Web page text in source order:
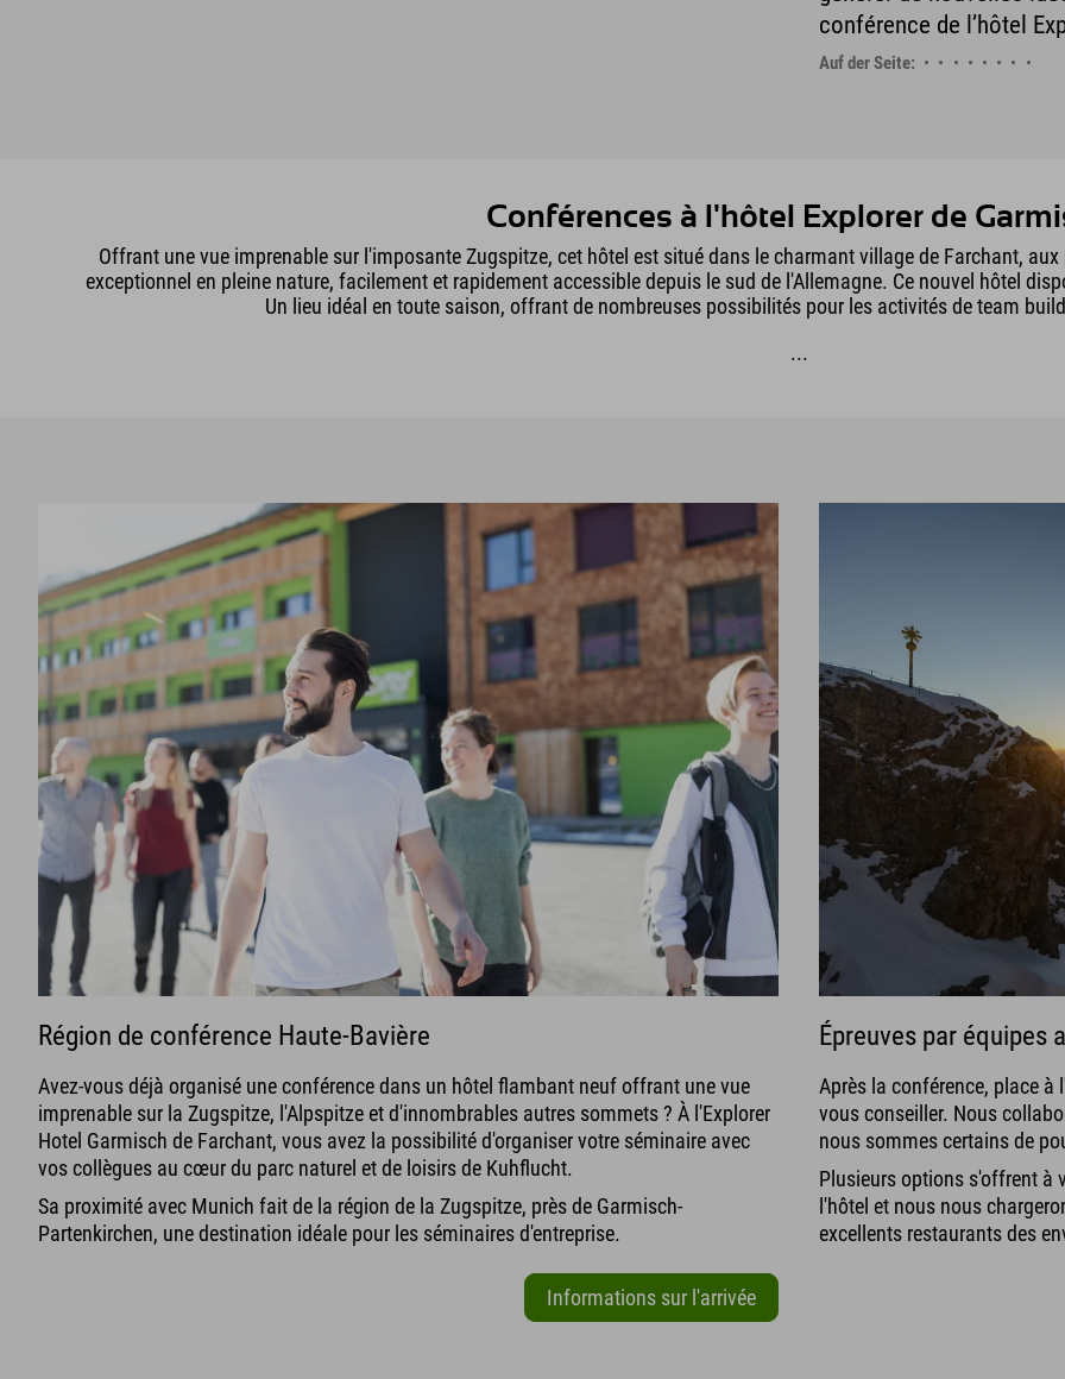
conférence de l’hôtel
Auf der Seite:
Conférences à l'hôtel Explorer de
Offrant une vue imprenable sur l'imposante Zugspitze, cet hôtel est situé dans le charmant village de Farchant,
exceptionnel en pleine nature, facilement et rapidement accessible depuis le sud de l'Allemagne. Ce nouvel hôtel
Un lieu idéal en toute saison, offrant de nombreuses possibilités pour les activités de team
...
Région de conférence Haute-Bavière
Avez-vous déjà organisé une conférence dans un hôtel flambant neuf offrant une vue
imprenable sur la Zugspitze, l'Alpspitze et d'innombrables autres sommets ? À l'Explorer
Hotel Garmisch de Farchant, vous avez la possibilité d'organiser votre séminaire avec
vos collègues au cœur du parc naturel et de loisirs de Kuhflucht.
Sa proximité avec Munich fait de la région de la Zugspitze, près de Garmisch-
Partenkirchen, une destination idéale pour les séminaires d'entreprise.
Informations sur l'arrivée
Épreuves par équipes
Après la conférence, place à
vous conseiller. Nous
nous sommes certains de
Plusieurs options s'offrent à
l'hôtel et nous nous
excellents restaurants des